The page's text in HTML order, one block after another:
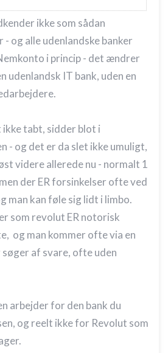
ikke som sådan
- og alle udenlandske banker
i princip - det ændrer
udenlandsk IT bank, uden en
ikke tabt, sidder blot i
- og det er da slet ikke umuligt,
videre allerede nu - normalt 1
der ER forsinkelser ofte ved
man kan føle sig lidt i limbo.
som revolut ER notorisk
og man kommer ofte via en
af svare, ofte uden
arbejder for den bank du
og reelt ikke for Revolut som